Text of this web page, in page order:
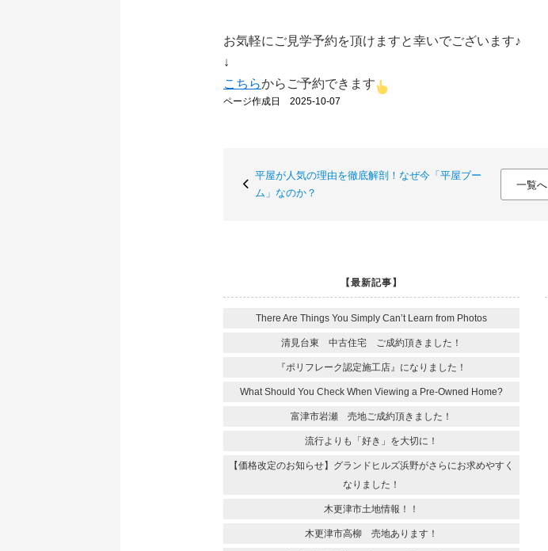
お気軽にご見学予約を頂けますと幸いでございます♪
↓
こちらからご予約できます
ページ作成日 2025-10-07
平屋が人気の理由を徹底解剖！なぜ今「平屋ブー
ム」なのか？
一覧へ
【最新記事】
There Are Things You Simply Can’t Learn from Photos
清見台東 中古住宅 ご成約頂きました！
『ポリフレーク認定施工店』になりました！
What Should You Check When Viewing a Pre-Owned Home?
富津市岩瀬 売地ご成約頂きました！
流行よりも「好き」を大切に！
【価格改定のお知らせ】グランドヒルズ浜野がさらにお求めやすく
なりました！
木更津市土地情報！！
木更津市高柳 売地あります！